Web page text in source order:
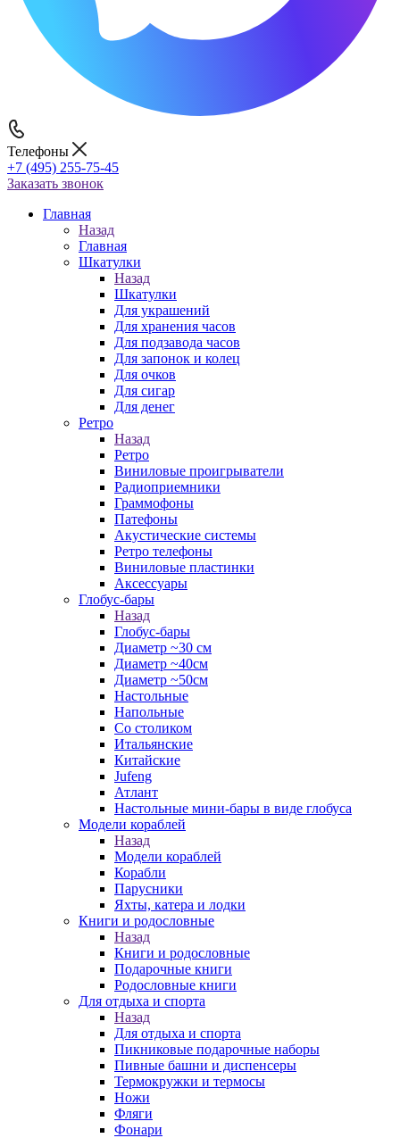
Телефоны
+7 (495) 255-75-45
Заказать звонок
Главная
Назад
Главная
Шкатулки
Назад
Шкатулки
Для украшений
Для хранения часов
Для подзавода часов
Для запонок и колец
Для очков
Для сигар
Для денег
Ретро
Назад
Ретро
Виниловые проигрыватели
Радиоприемники
Граммофоны
Патефоны
Акустические системы
Ретро телефоны
Виниловые пластинки
Аксессуары
Глобус-бары
Назад
Глобус-бары
Диаметр ~30 см
Диаметр ~40см
Диаметр ~50см
Настольные
Напольные
Со столиком
Итальянские
Китайские
Jufeng
Атлант
Настольные мини-бары в виде глобуса
Модели кораблей
Назад
Модели кораблей
Корабли
Парусники
Яхты, катера и лодки
Книги и родословные
Назад
Книги и родословные
Подарочные книги
Родословные книги
Для отдыха и спорта
Назад
Для отдыха и спорта
Пикниковые подарочные наборы
Пивные башни и диспенсеры
Термокружки и термосы
Ножи
Фляги
Фонари